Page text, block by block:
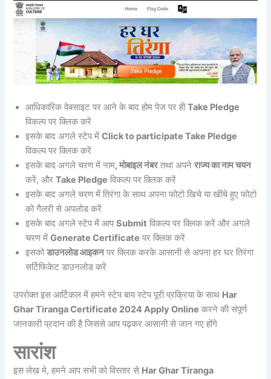
आधिकारिक वेबसाइट पर आने के बाद होम पेज पर हीTake Pledge
विकल्प पर क्लिक करें
इसके बाद अगले स्टेप मेंClick to participate Take Pledge
विकल्प पर क्लिक करें
इसके बाद अगले चरण में नाम, मोबाइल नंबरतथा अपनेराज्य का नाम चयन
करें, औरTake Pledge विकल्प पर क्लिक करें
इसके बाद अगले चरण में तिरंगा के साथ अपना फोटो खिचे या खींचे हुए फोटो
को गैलरी से अपलोड करें
इसके बाद अगले स्टेप में आपSubmit विकल्प पर क्लिक करें और अगले
चरण मेंGenerate Certificate पर क्लिक करें
इसकोडाउनलोड आइकनपर क्लिक करके आसानी से अपना हर घर तिरंगा
सर्टिफिकेट डाउनलोड करें
उपरोक्त इस आर्टिकल में हमने स्टेप बाय स्टेप पूरी प्रक्रिया के साथ Har
Ghar Tiranga Certificate 2024 Apply Online करने की संपूर्ण
जानकारी प्रदान की है जिससे आप पढ़कर आसानी से जान गए होंगे
सारांश
इस लेख मे, हमने आप सभी को विस्तार से Har Ghar Tiranga